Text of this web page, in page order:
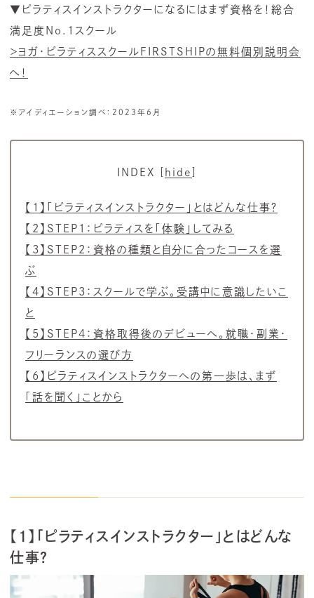
▼ピラティスインストラクターになるにはまず資格を！総合
満足度No.1スクール
＞ヨガ・ピラティススクールFIRSTSHIPの無料個別説明会
へ！
※アイディエーション調べ：2023年6月
INDEX hide
【1】「ピラティスインストラクター」とはどんな仕事？
【2】STEP1：ピラティスを「体験」してみる
【3】STEP2：資格の種類と自分に合ったコースを選
ぶ
【4】STEP3：スクールで学ぶ。受講中に意識したいこ
と
【5】STEP4：資格取得後のデビューへ。就職・副業・
フリーランスの選び方
【6】ピラティスインストラクターへの第一歩は、まず
「話を聞く」ことから
【1】「ピラティスインストラクター」とはどんな
仕事？